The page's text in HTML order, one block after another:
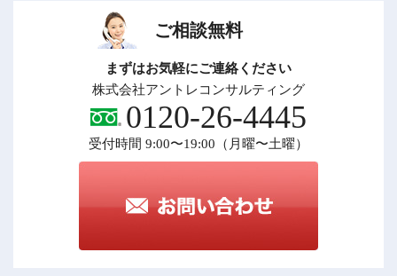
ご相談無料
まずはお気軽にご連絡ください
株式会社アントレコンサルティング
0120-26-4445
受付時間 9:00〜19:00（月曜〜土曜）